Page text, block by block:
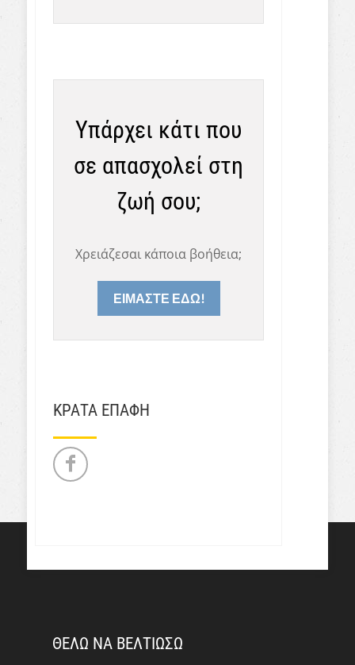
Υπάρχει κάτι που
σε απασχολεί στη
ζωή σου;
Χρειάζεσαι κάποια βοήθεια;
ΕΙΜΑΣΤΕ ΕΔΩ!
ΚΡΑΤΑ ΕΠΑΦΗ
ΘΕΛΩ ΝΑ ΒΕΛΤΙΩΣΩ